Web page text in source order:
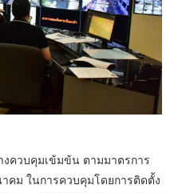
ควบคุมเข้มข้น ตามมาตรการ
คม ในการควบคุมโดยการติดตั้ง